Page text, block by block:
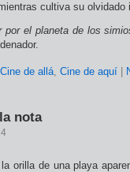
cultiva su olvidado
por el planeta de los
Cine de allá, Cine de aquí|
nota
orilla de una playa